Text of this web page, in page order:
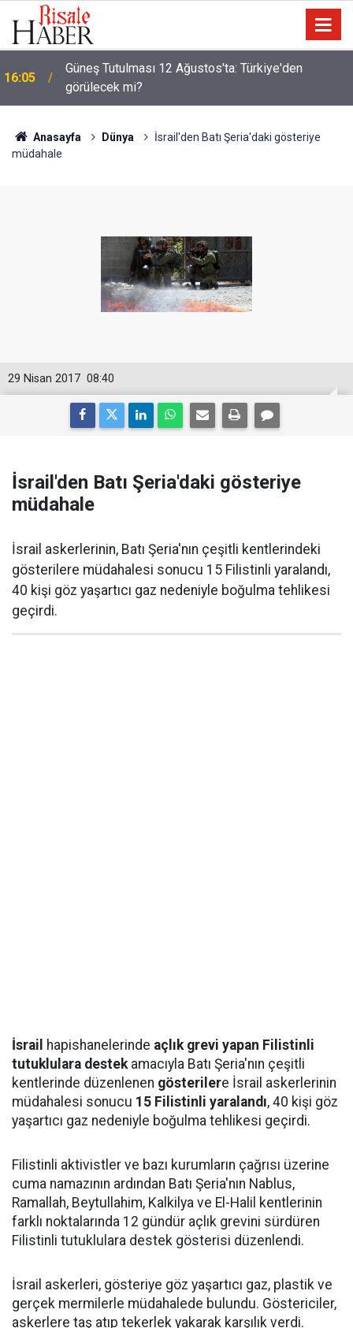
16:05
Güneş Tutulması 12 Ağustos'ta: Türkiye'den
görülecek mi?
Anasayfa Dünya
İsrail'den Batı Şeria'daki gösteriye
müdahale
08:40
29 Nisan 2017
İsrail'den Batı Şeria'daki gösteriye
müdahale
İsrail askerlerinin, Batı Şeria'nın çeşitli kentlerindeki
gösterilere müdahalesi sonucu 15 Filistinli yaralandı,
40 kişi göz yaşartıcı gaz nedeniyle boğulma tehlikesi
geçirdi.
İsrail hapishanelerinde açlık grevi yapan Filistinli
tutuklulara destekamacıyla Batı Şeria'nın çeşitli
kentlerinde düzenlenen gösterilere İsrail askerlerinin
müdahalesi sonucu 15 Filistinli yaralandı, 40 kişi göz
yaşartıcı gaz nedeniyle boğulma tehlikesi geçirdi.
Filistinli aktivistler ve bazı kurumların çağrısı üzerine
cuma namazının ardından Batı Şeria'nın Nablus,
Ramallah, Beytullahim, Kalkilya ve El-Halil kentlerinin
farklı noktalarında 12 gündür açlık grevini sürdüren
Filistinli tutuklulara destek gösterisi düzenlendi.
İsrail askerleri, gösteriye göz yaşartıcı gaz, plastik ve
gerçek mermilerle müdahalede bulundu. Göstericiler,
askerlere taş atıp tekerlek yakarak karşılık verdi.